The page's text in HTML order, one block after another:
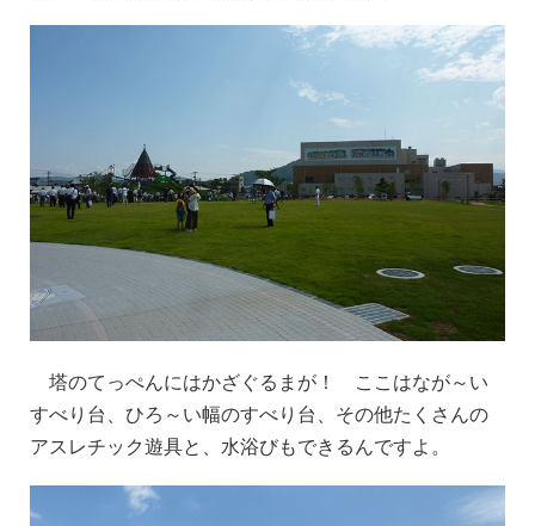
塔のてっぺんにはかざぐるまが！ ここはなが～い
すべり台、ひろ～い幅のすべり台、その他たくさんの
アスレチック遊具と、水浴びもできるんですよ。